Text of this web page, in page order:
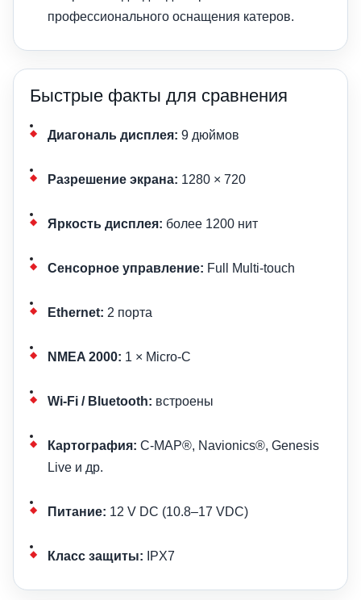
профессионального оснащения катеров.
Быстрые факты для сравнения
Диагональ дисплея: 9 дюймов
Разрешение экрана: 1280 × 720
Яркость дисплея: более 1200 нит
Сенсорное управление: Full Multi-touch
Ethernet: 2 порта
NMEA 2000: 1 × Micro-C
Wi-Fi / Bluetooth: встроены
Картография: C-MAP®, Navionics®, Genesis
Live и др.
Питание: 12 V DC (10.8–17 VDC)
Класс защиты: IPX7